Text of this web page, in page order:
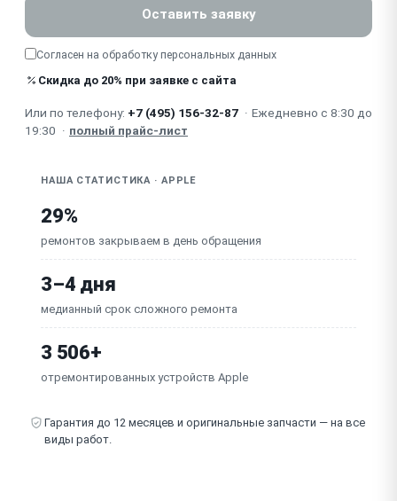
Изношены / потеряны силиконовые насадки
(AirPods Pro)
Оставить заявку
Согласен на обработку персональных данных
Скидка до 20% при заявке с сайта
Или по телефону: +7 (495) 156-32-87 · Ежедневно с 8:30 до
19:30 · полный прайс-лист
НАША СТАТИСТИКА · APPLE
29%
ремонтов закрываем в день обращения
3–4 дня
медианный срок сложного ремонта
3 506+
отремонтированных устройств Apple
Гарантия до 12 месяцев и оригинальные запчасти — на все
виды работ.